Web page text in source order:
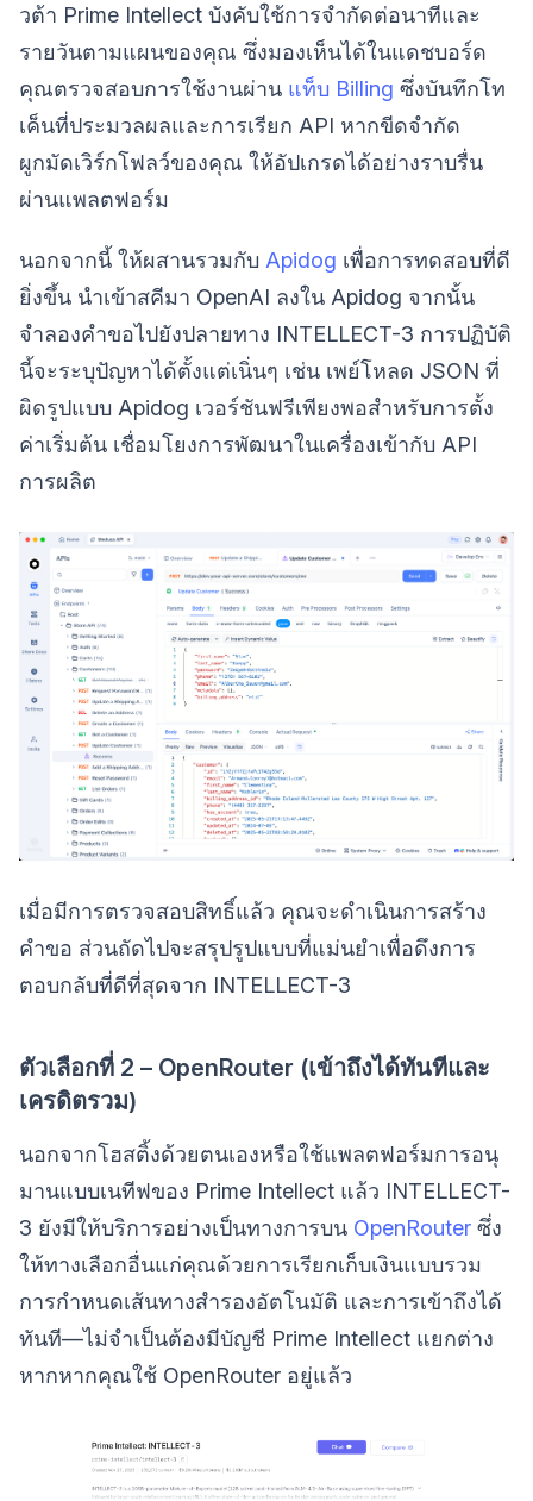
วต้า Prime Intellect บังคับใช้การจำกัดต่อนาทีและ
รายวันตามแผนของคุณ ซึ่งมองเห็นได้ในแดชบอร์ด
คุณตรวจสอบการใช้งานผ่าน แท็บ Billing ซึ่งบันทึกโท
เค็นที่ประมวลผลและการเรียก API หากขีดจำกัด
ผูกมัดเวิร์กโฟลว์ของคุณ ให้อัปเกรดได้อย่างราบรื่น
ผ่านแพลตฟอร์ม
นอกจากนี้ ให้ผสานรวมกับ Apidog เพื่อการทดสอบที่ดี
ยิ่งขึ้น นำเข้าสคีมา OpenAI ลงใน Apidog จากนั้น
จำลองคำขอไปยังปลายทาง INTELLECT-3 การปฏิบัติ
นี้จะระบุปัญหาได้ตั้งแต่เนิ่นๆ เช่น เพย์โหลด JSON ที่
ผิดรูปแบบ Apidog เวอร์ชันฟรีเพียงพอสำหรับการตั้ง
ค่าเริ่มต้น เชื่อมโยงการพัฒนาในเครื่องเข้ากับ API
การผลิต
เมื่อมีการตรวจสอบสิทธิ์แล้ว คุณจะดำเนินการสร้าง
คำขอ ส่วนถัดไปจะสรุปรูปแบบที่แม่นยำเพื่อดึงการ
ตอบกลับที่ดีที่สุดจาก INTELLECT-3
ตัวเลือกที่ 2 – OpenRouter (เข้าถึงได้ทันทีและ
เครดิตรวม)
นอกจากโฮสติ้งด้วยตนเองหรือใช้แพลตฟอร์มการอนุ
มานแบบเนทีฟของ Prime Intellect แล้ว INTELLECT-
3 ยังมีให้บริการอย่างเป็นทางการบน OpenRouter ซึ่ง
ให้ทางเลือกอื่นแก่คุณด้วยการเรียกเก็บเงินแบบรวม
การกำหนดเส้นทางสำรองอัตโนมัติ และการเข้าถึงได้
ทันที—ไม่จำเป็นต้องมีบัญชี Prime Intellect แยกต่าง
หากหากคุณใช้ OpenRouter อยู่แล้ว